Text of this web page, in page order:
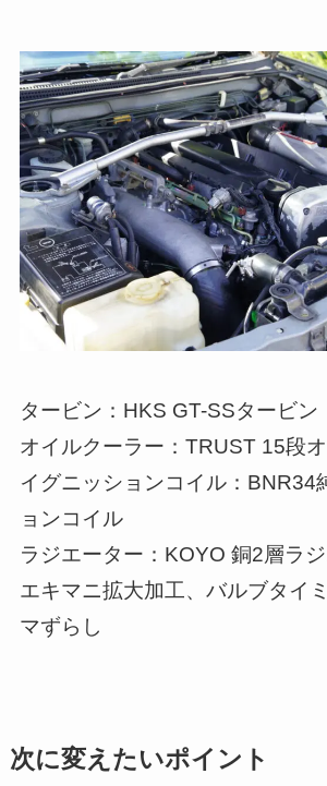
タービン：HKS GT-SSタービン
オイルクーラー：TRUST 15段
イグニッションコイル：BNR34
ョンコイル
ラジエーター：KOYO 銅2層ラ
エキマニ拡大加工、バルブタイ
マずらし
次に変えたいポイント